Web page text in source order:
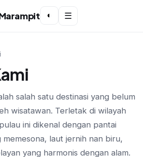
◐ ☰
salah satu destinasi yang belum
wisatawan. Terletak di wilayah
ini dikenal dengan pantai
laut jernih nan biru,
yang harmonis dengan alam.